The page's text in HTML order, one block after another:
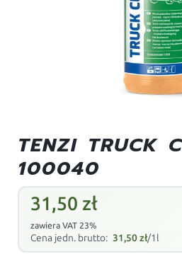
TENZI TRUCK
100040
31,50 zł
zawiera VAT 23%
Cena jedn. brutto: 31,50zł/1l